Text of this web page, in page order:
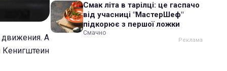
движения. А
Кенигштеин
Смак літа в тарілці: це гаспачо
від учасниці "МастерШеф"
підкорює з першої ложки
Смачно